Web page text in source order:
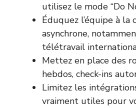
utilisez le mode “Do
Éduquez l’équipe à la
asynchrone,
télétravail
Mettez en place des
hebdos, check-ins
Limitez les
vraiment utiles pour